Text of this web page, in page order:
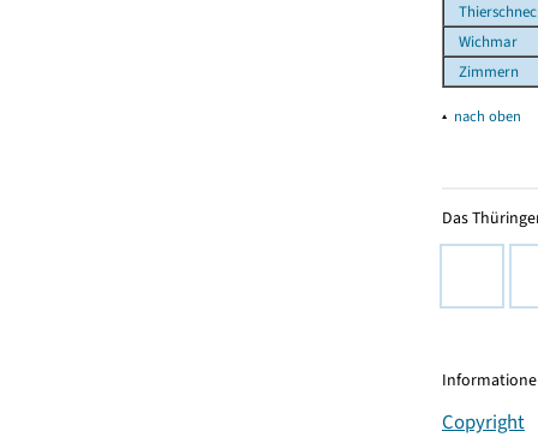
Wichmar
Zimmern
▴ nach oben
Das
Copyright